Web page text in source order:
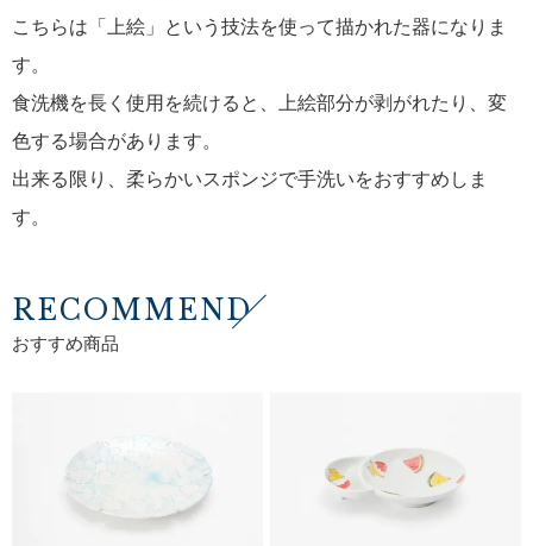
こちらは「上絵」という技法を使って描かれた器になりま
す。
食洗機を長く使用を続けると、上絵部分が剥がれたり、変
色する場合があります。
出来る限り、柔らかいスポンジで手洗いをおすすめしま
す。
RECOMMEND
おすすめ商品